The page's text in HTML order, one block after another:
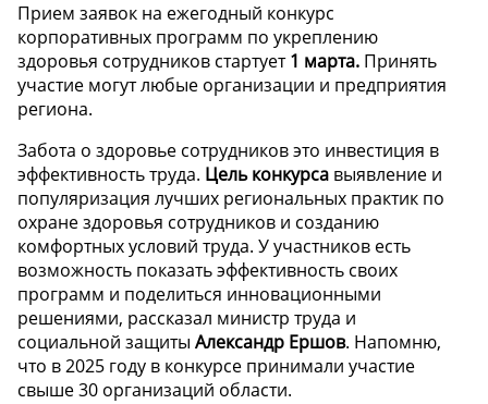
Прием заявок на ежегодный конкурс
корпоративных программ по укреплению
здоровья сотрудников стартует1 марта. Принять
участие могут любые организации и предприятия
региона.
Забота о здоровье сотрудников это инвестиция в
эффективность труда. Цель конкурса выявление и
популяризация лучших региональных практик по
охране здоровья сотрудников и созданию
комфортных условий труда. У участников есть
возможность показать эффективность своих
программ и поделиться инновационными
решениями, рассказал министр труда и
социальной защиты Александр Ершов. Напомню,
что в 2025 году в конкурсе принимали участие
свыше 30 организаций области.